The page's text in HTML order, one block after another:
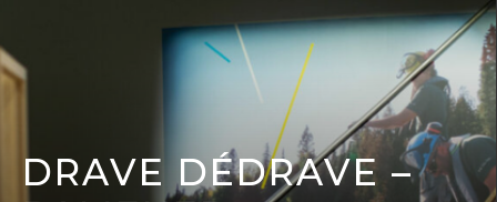
DRAVE DÉDRAVE –